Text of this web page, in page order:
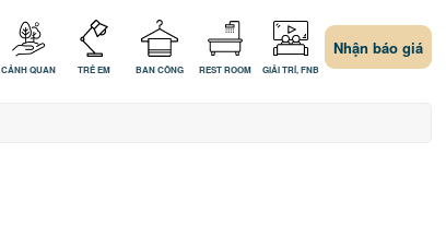
CẢNH QUAN TRẺ EM BAN CÔNG REST ROOM GIẢI TRÍ, FNB
Nhận báo giá